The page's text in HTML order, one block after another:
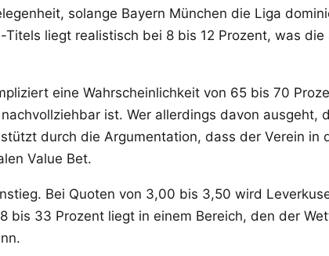
solange Bayern München die Liga
liegt realistisch bei 8 bis 12 Prozent, was
eine Wahrscheinlichkeit von 65 bis 70
ist. Wer allerdings davon ausgeht,
durch die Argumentation, dass der Verein in
Value Bet.
Bei Quoten von 3,00 bis 3,50 wird
33 Prozent liegt in einem Bereich, den der